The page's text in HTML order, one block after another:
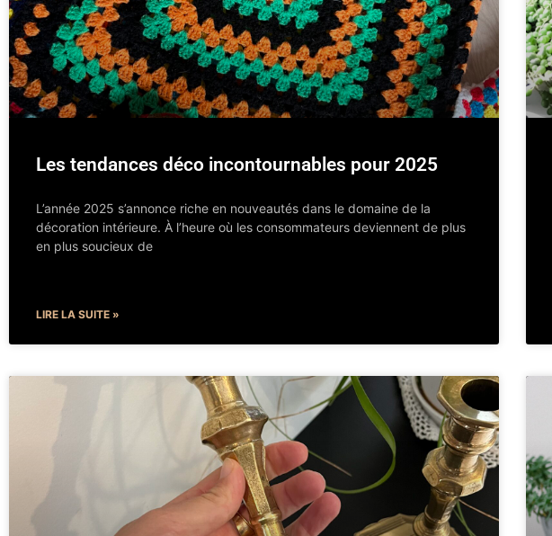
Les tendances déco incontournables pour 2025
L’année 2025 s’annonce riche en nouveautés dans le domaine de la
décoration intérieure. À l’heure où les consommateurs deviennent de plus
en plus soucieux de
LIRE LA SUITE »